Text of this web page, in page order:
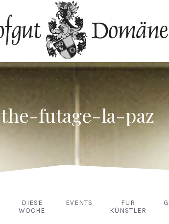
the-futage-la-paz
DIESE
WOCHE
EVENTS
FÜR
KÜNSTLER